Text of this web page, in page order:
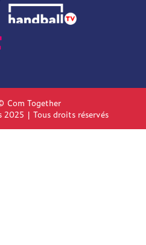
Com Together
2025 | Tous droits réservés